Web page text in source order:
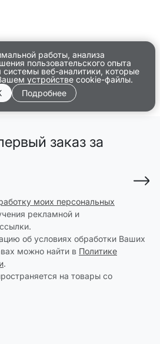
работы, анализа
пользовательского опыта
системы веб-аналитики, которые
устройстве cookie-файлы.
Подробнее
заказ за
моих персональных
рекламной и
об условиях обработки Ваших
можно найти в Политике
.
на товары со